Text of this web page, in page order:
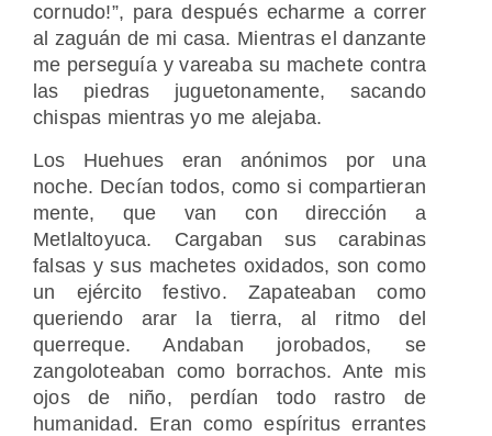
cornudo!”, para después echarme a correr
al zaguán de mi casa. Mientras el danzante
me perseguía y vareaba su machete contra
las piedras juguetonamente, sacando
chispas mientras yo me alejaba.
Los Huehues eran anónimos por una
noche. Decían todos, como si compartieran
mente, que van con dirección a
Metlaltoyuca. Cargaban sus carabinas
falsas y sus machetes oxidados, son como
un ejército festivo. Zapateaban como
queriendo arar la tierra, al ritmo del
querreque. Andaban jorobados, se
zangoloteaban como borrachos. Ante mis
ojos de niño, perdían todo rastro de
humanidad. Eran como espíritus errantes